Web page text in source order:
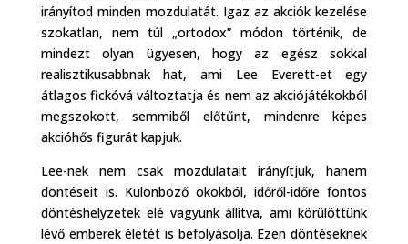
irányítod minden mozdulatát. Igaz az akciók kezelése
szokatlan, nem túl „ortodox” módon történik, de
mindezt olyan ügyesen, hogy az egész sokkal
realisztikusabbnak hat, ami Lee Everett-et egy
átlagos fickóvá változtatja és nem az akciójátékokból
megszokott, semmiből előtűnt, mindenre képes
akcióhős figurát kapjuk.
Lee-nek nem csak mozdulatait irányítjuk, hanem
döntéseit is. Különböző okokból, időről-időre fontos
döntéshelyzetek elé vagyunk állítva, ami körülöttünk
lévő emberek életét is befolyásolja. Ezen döntéseknek